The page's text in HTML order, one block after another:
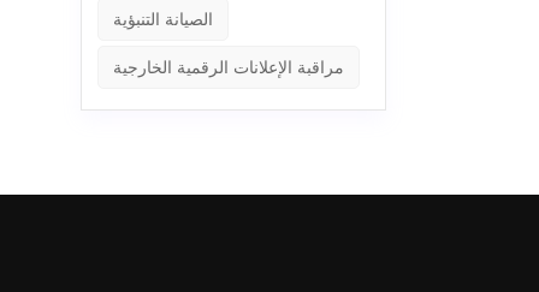
الصيانة التنبؤية
مراقبة الإعلانات الرقمية الخارجية